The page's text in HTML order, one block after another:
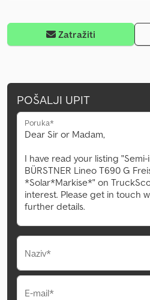
Zatražiti
POŠALJI UPIT
Poruka*
Naziv*
E-mail*